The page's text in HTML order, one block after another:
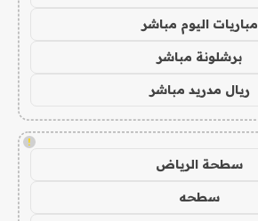
مباريات اليوم مباشر
برشلونة مباشر
ريال مدريد مباشر
!
سطحة الرياض
سطحه